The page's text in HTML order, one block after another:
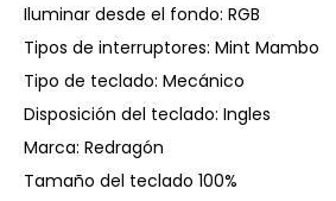
Iluminar desde el fondo: RGB
Tipos de interruptores: Mint Mambo
Tipo de teclado: Mecánico
Disposición del teclado: Ingles
Marca: Redragón
Tamaño del teclado 100%